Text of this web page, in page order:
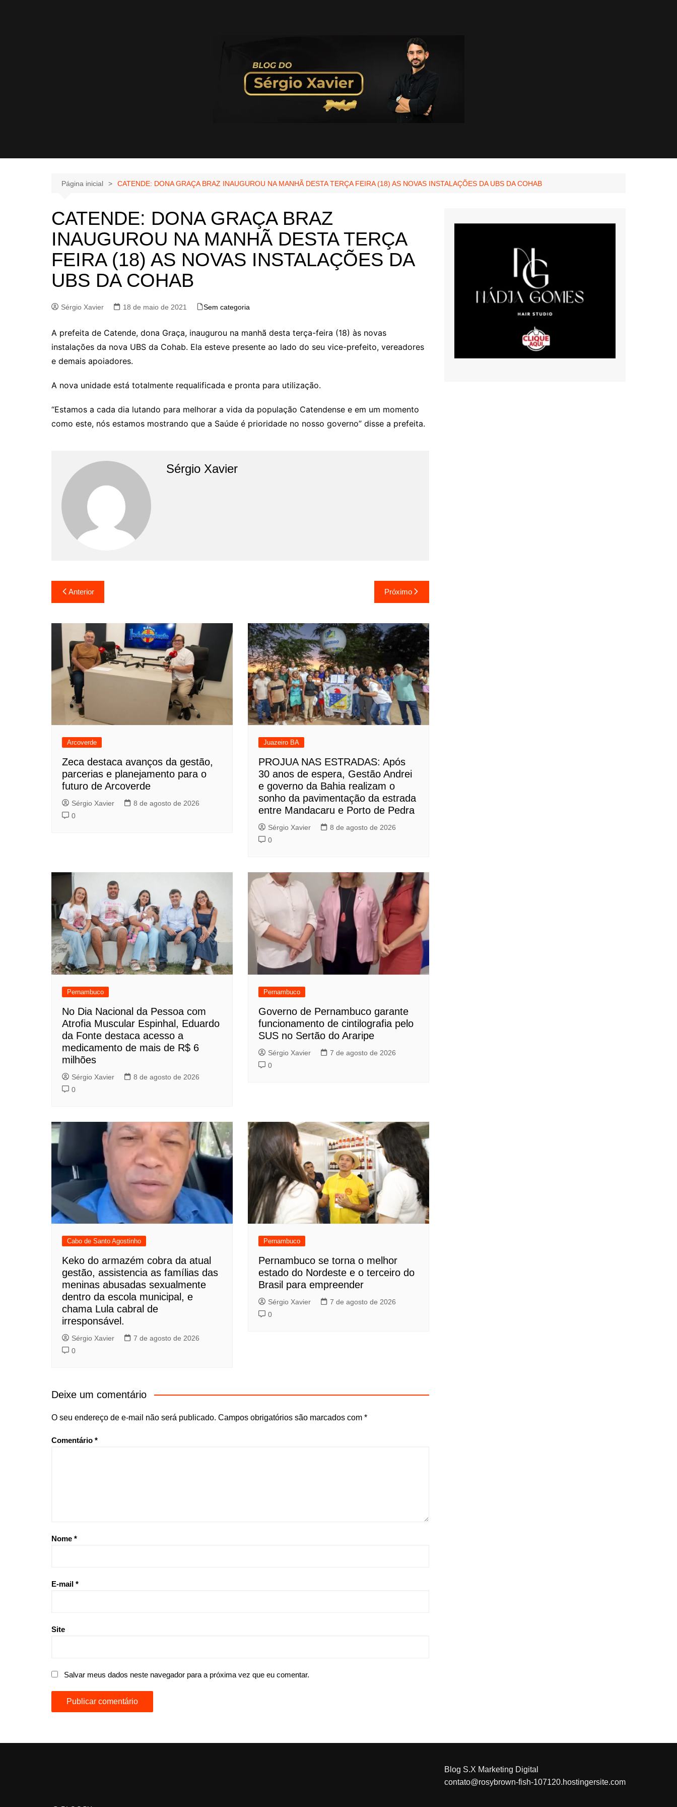
Página inicial CATENDE: DONA GRAÇA BRAZ INAUGUROU NA MANHÃ DESTA TERÇA FEIRA (18) AS NOVAS INSTALAÇÕES DA UBS DA COHAB
CATENDE: DONA GRAÇA BRAZ
INAUGUROU NA MANHÃ DESTA TERÇA
FEIRA (18) AS NOVAS INSTALAÇÕES DA
UBS DA COHAB
Sérgio Xavier 18 de maio de 2021 Sem categoria
A prefeita de Catende, dona Graça, inaugurou na manhã desta terça-feira (18) às novas
instalações da nova UBS da Cohab. Ela esteve presente ao lado do seu vice-prefeito, vereadores
e demais apoiadores.
A nova unidade está totalmente requalificada e pronta para utilização.
“Estamos a cada dia lutando para melhorar a vida da população Catendense e em um momento
como este, nós estamos mostrando que a Saúde é prioridade no nosso governo” disse a prefeita.
Sérgio Xavier
Anterior Próximo
Arcoverde
Zeca destaca avanços da gestão,
parcerias e planejamento para o
futuro de Arcoverde
Sérgio Xavier
8 de agosto de 2026
0
Juazeiro BA
PROJUA NAS ESTRADAS: Após
30 anos de espera, Gestão Andrei
e governo da Bahia realizam o
sonho da pavimentação da estrada
entre Mandacaru e Porto de Pedra
Sérgio Xavier
8 de agosto de 2026
0
Pernambuco
No Dia Nacional da Pessoa com
Atrofia Muscular Espinhal, Eduardo
da Fonte destaca acesso a
medicamento de mais de R$ 6
milhões
Sérgio Xavier
8 de agosto de 2026
0
Pernambuco
Governo de Pernambuco garante
funcionamento de cintilografia pelo
SUS no Sertão do Araripe
Sérgio Xavier
7 de agosto de 2026
0
Cabo de Santo Agostinho
Keko do armazém cobra da atual
gestão, assistencia as famílias das
meninas abusadas sexualmente
dentro da escola municipal, e
chama Lula cabral de
irresponsável.
Sérgio Xavier
7 de agosto de 2026
0
Pernambuco
Pernambuco se torna o melhor
estado do Nordeste e o terceiro do
Brasil para empreender
Sérgio Xavier
7 de agosto de 2026
0
Deixe um comentário
O seu endereço de e-mail não será publicado. Campos obrigatórios são marcados com *
Comentário *
Nome *
E-mail *
Site
Salvar meus dados neste navegador para a próxima vez que eu comentar.
Blog S.X Marketing Digital
contato@rosybrown-fish-107120.hostingersite.com